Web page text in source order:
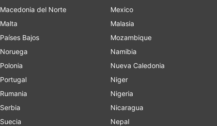
Macedonia del Norte
Malta
Países Bajos
Noruega
Polonia
Portugal
Rumania
Serbia
Suecia
Mexico
Malasia
Mozambique
Namibia
Nueva Caledonia
Niger
Nigeria
Nicaragua
Nepal